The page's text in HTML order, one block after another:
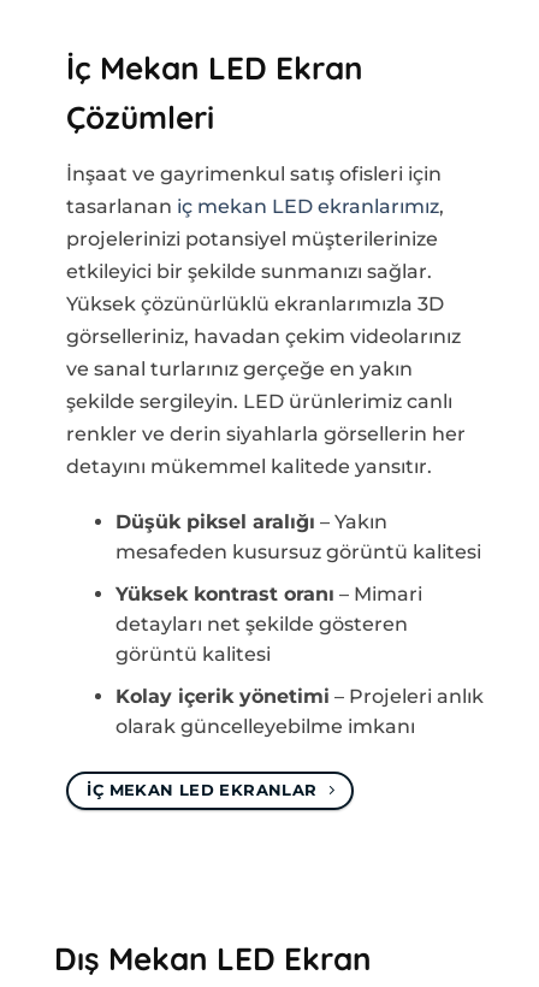
İç Mekan LED Ekran
Çözümleri
İnşaat ve gayrimenkul satış ofisleri için
tasarlanan iç mekan LED ekranlarımız,
projelerinizi potansiyel müşterilerinize
etkileyici bir şekilde sunmanızı sağlar.
Yüksek çözünürlüklü ekranlarımızla 3D
görselleriniz, havadan çekim videolarınız
ve sanal turlarınız gerçeğe en yakın
şekilde sergileyin. LED ürünlerimiz canlı
renkler ve derin siyahlarla görsellerin her
detayını mükemmel kalitede yansıtır.
Düşük piksel aralığı – Yakın
mesafeden kusursuz görüntü kalitesi
Yüksek kontrast oranı – Mimari
detayları net şekilde gösteren
görüntü kalitesi
Kolay içerik yönetimi – Projeleri anlık
olarak güncelleyebilme imkanı
IÇ MEKAN LED EKRANLAR
Dış Mekan LED Ekran